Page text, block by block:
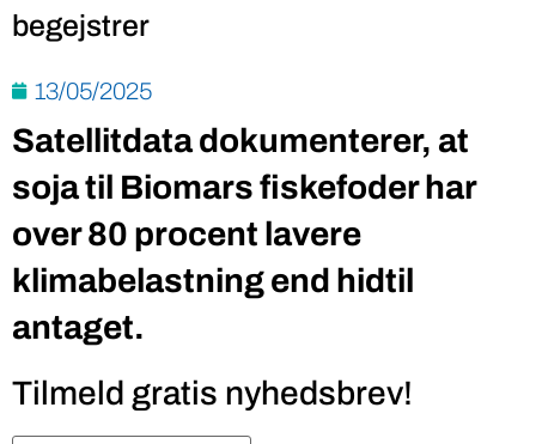
begejstrer
13/05/2025
Satellitdata dokumenterer, at
soja til Biomars fiskefoder har
over 80 procent lavere
klimabelastning end hidtil
antaget.
Tilmeld gratis nyhedsbrev!